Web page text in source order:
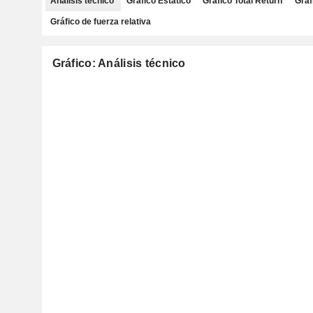
Gráfico de fuerza relativa
Gráfico: Análisis técnico